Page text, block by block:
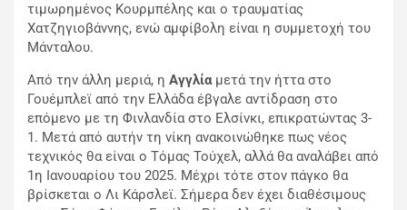
τιμωρημένος Κουρμπέλης και ο τραυματίας
Χατζηγιοβάννης, ενώ αμφίβολη είναι η συμμετοχή του
Μάνταλου.
Από την άλλη μεριά, η Αγγλίαμετά την ήττα στο
Γουέμπλεϊ από την Ελλάδα έβγαλε αντίδραση στο
επόμενο με τη Φινλανδία στο Ελσίνκι, επικρατώντας 3-
1. Μετά από αυτήν τη νίκη ανακοινώθηκε πως νέος
τεχνικός θα είναι ο Τόμας Τούχελ, αλλά θα αναλάβει από
1η Ιανουαρίου του 2025. Μέχρι τότε στον πάγκο θα
βρίσκεται ο Λι Κάρσλεϊ. Σήμερα δεν έχει διαθέσιμους